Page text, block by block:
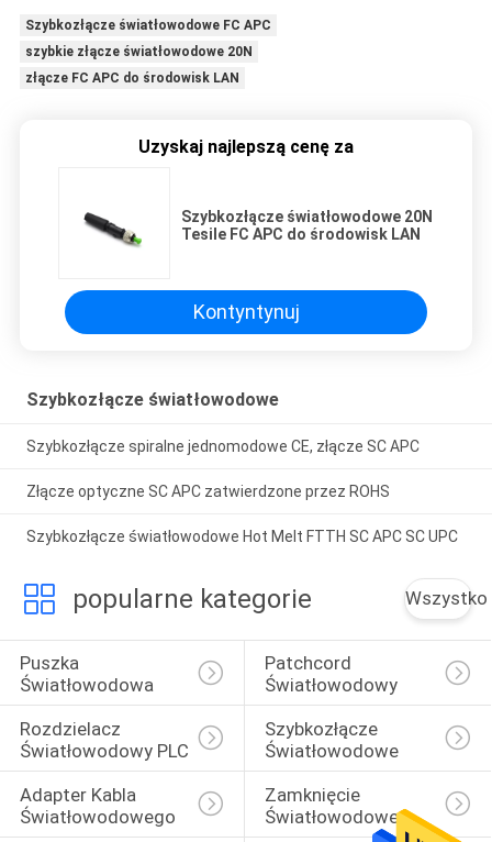
Szybkozłącze światłowodowe FC APC
szybkie złącze światłowodowe 20N
złącze FC APC do środowisk LAN
Uzyskaj najlepszą cenę za
Szybkozłącze światłowodowe 20N
Tesile FC APC do środowisk LAN
Kontyntynuj
Szybkozłącze światłowodowe
Szybkozłącze spiralne jednomodowe CE, złącze SC APC
Złącze optyczne SC APC zatwierdzone przez ROHS
Szybkozłącze światłowodowe Hot Melt FTTH SC APC SC UPC
popularne kategorie Wszystko
Puszka
Światłowodowa
Patchcord
Światłowodowy
Rozdzielacz
Światłowodowy PLC
Szybkozłącze
Światłowodowe
Adapter Kabla
Światłowodowego
Zamknięcie
Światłowodowe